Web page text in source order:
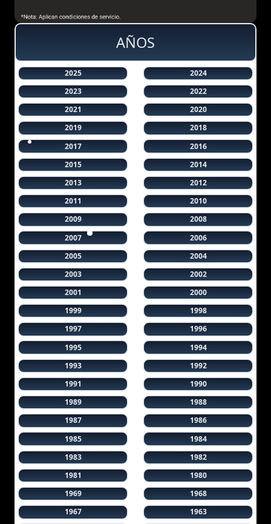
AÑOS
2025
2024
2023
2022
2021
2020
2019
2018
2017
2016
2015
2014
2013
2012
2011
2010
2009
2008
2007
2006
2005
2004
2003
2002
2001
2000
1999
1998
1997
1996
1995
1994
1993
1992
1991
1990
1989
1988
1987
1986
1985
1984
1983
1982
1981
1980
1969
1968
1967
1963